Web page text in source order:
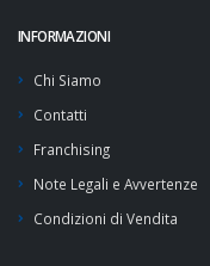
INFORMAZIONI
Chi Siamo
Contatti
Franchising
Note Legali e Avvertenze
Condizioni di Vendita